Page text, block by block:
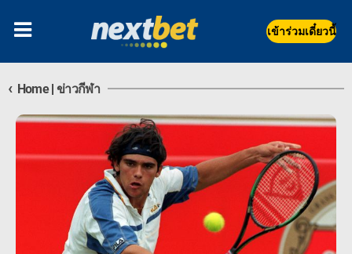
เข้าร่วมเดี๋ยวนี้
‹ Home | ข่าวกีฬา